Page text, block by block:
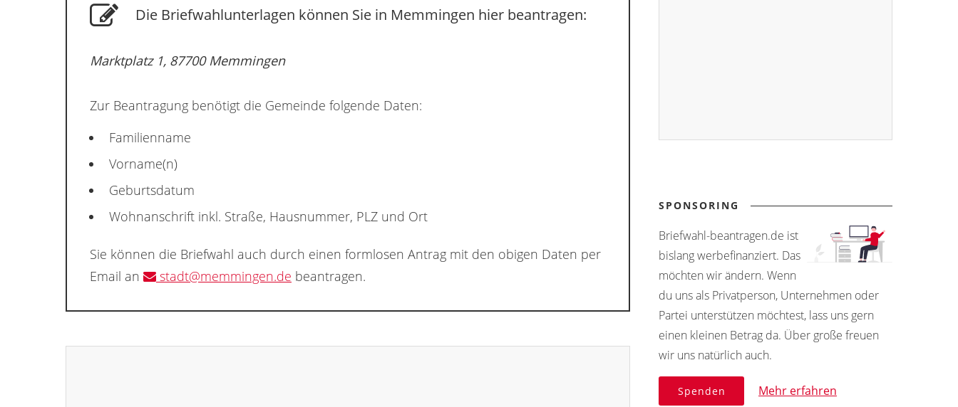
Die Briefwahlunterlagen können Sie in Memmingen hier beantragen:
Marktplatz 1, 87700 Memmingen
Zur Beantragung benötigt die Gemeinde folgende Daten:
Familienname
Vorname(n)
Geburtsdatum
Wohnanschrift inkl. Straße, Hausnummer, PLZ und Ort
Sie können die Briefwahl auch durch einen formlosen Antrag mit den obigen Daten per
Email an
stadt@memmingen.de beantragen.
SPONSORING
Briefwahl-beantragen.de ist
bislang werbefinanziert. Das
möchten wir ändern. Wenn
du uns als Privatperson, Unternehmen oder
Partei unterstützen möchtest, lass uns gern
einen kleinen Betrag da. Über große freuen
wir uns natürlich auch.
Spenden Mehr erfahren